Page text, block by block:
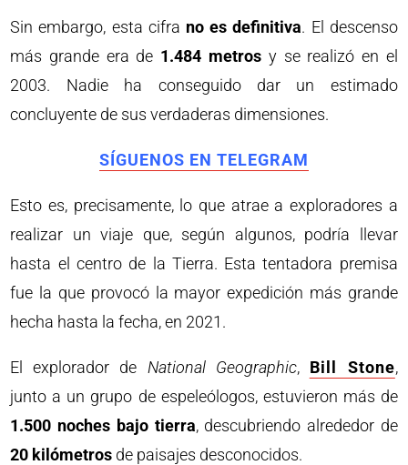
Sin embargo, esta cifra no es definitiva. El descenso
más grande era de 1.484 metros y se realizó en el
2003. Nadie ha conseguido dar un estimado
concluyente de sus verdaderas dimensiones.
SÍGUENOS EN TELEGRAM
Esto es, precisamente, lo que atrae a exploradores a
realizar un viaje que, según algunos, podría llevar
hasta el centro de la Tierra. Esta tentadora premisa
fue la que provocó la mayor expedición más grande
hecha hasta la fecha, en 2021.
El explorador de National Geographic, Bill Stone,
junto a un grupo de espeleólogos, estuvieron más de
1.500 noches bajo tierra, descubriendo alrededor de
20 kilómetros de paisajes desconocidos.